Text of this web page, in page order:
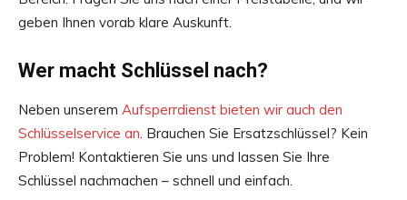
geben Ihnen vorab klare Auskunft.
Wer macht Schlüssel nach?
Neben unserem Aufsperrdienst bieten wir auch den
Schlüsselservice an. Brauchen Sie Ersatzschlüssel? Kein
Problem! Kontaktieren Sie uns und lassen Sie Ihre
Schlüssel nachmachen – schnell und einfach.